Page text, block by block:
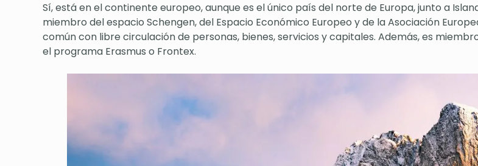
Sí, está en el continente europeo, aunque es el único país del norte de Europa, junto a
miembro del espacio Schengen, del Espacio Económico Europeo y de la Asociación
común con libre circulación de personas, bienes, servicios y capitales. Además, es
el programa Erasmus o Frontex.